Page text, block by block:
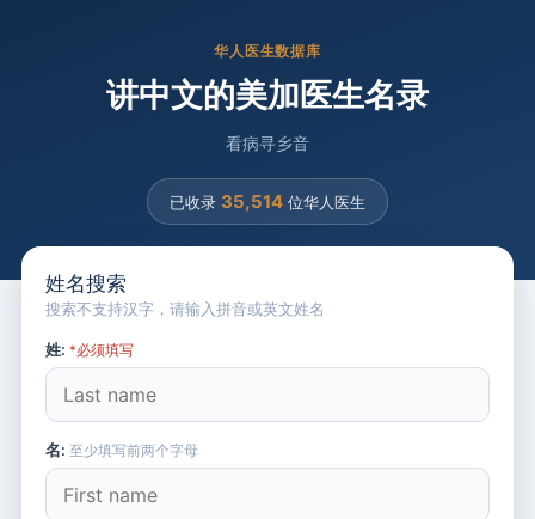
华人医生数据库
讲中文的美加医生名录
看病寻乡音
已收录 35,514 位华人医生
姓名搜索
搜索不支持汉字，请输入拼音或英文姓名
姓: *必须填写
名: 至少填写前两个字母